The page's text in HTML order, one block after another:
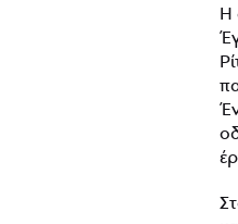
Η